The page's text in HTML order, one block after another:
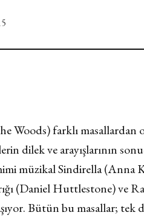
Woods) farklı masallardan
dilek ve arayışlarının
müzikal Sindirella (Anna
(Daniel Huttlestone) ve
Bütün bu masallar;